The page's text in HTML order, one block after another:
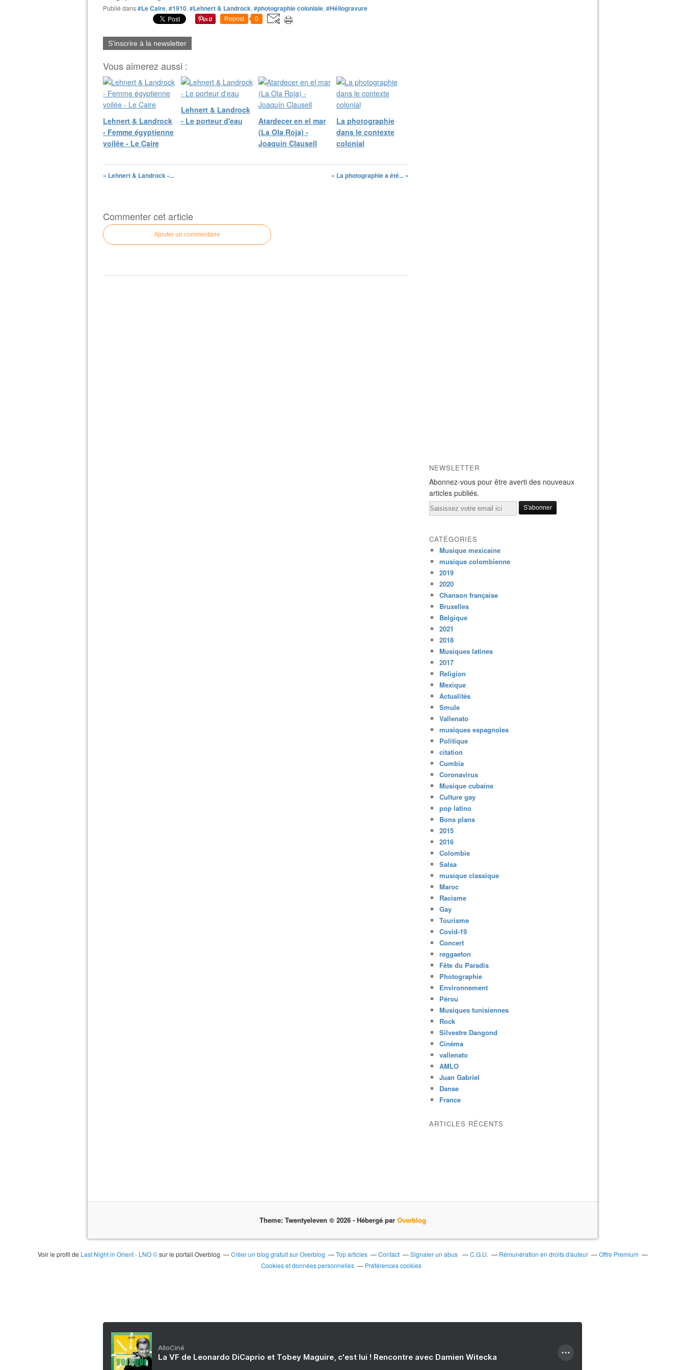
Publié dans#Le Caire, #1910, #Lehnert & Landrock, #photographie coloniale, #Héliogravure
Repost 0
S'inscrire à la newsletter
Vous aimerez aussi :
Lehnert & Landrock
- Femme égyptienne
voilée - Le Caire
Lehnert & Landrock
- Le porteur d'eau
Atardecer en el mar
(La Ola Roja) -
Joaquín Clausell
La photographie
dans le contexte
colonial
« Lehnert & Landrock -... « La photographie a été... »
Commenter cet article
Ajouter un commentaire
NEWSLETTER
Abonnez-vous pour être averti des nouveaux
articles publiés.
Email
CATÉGORIES
Musique mexicaine
musique colombienne
2019
2020
Chanson française
Bruxelles
Belgique
2021
2018
Musiques latines
2017
Religion
Mexique
Actualités
Smule
Vallenato
musiques espagnoles
Politique
citation
Cumbia
Coronavirus
Musique cubaine
Culture gay
pop latino
Bons plans
2015
2016
Colombie
Salsa
musique classique
Maroc
Racisme
Gay
Tourisme
Covid-19
Concert
reggaeton
Fête du Paradis
Photographie
Environnement
Pérou
Musiques tunisiennes
Rock
Silvestre Dangond
Cinéma
vallenato
AMLO
Juan Gabriel
Danse
France
ARTICLES RÉCENTS
Theme: Twentyeleven © 2026 - Hébergé par Overblog
Voir le profil de Last Night in Orient - LNO ©sur le portail Overblog Créer un blog gratuit sur Overblog Top articles Contact Signaler un abus C.G.U. Rémunération en droits d'auteur
Offre Premium
Cookies et données personnelles
Préférences cookies
AlloCiné
La VF de Leonardo DiCaprio et Tobey Maguire, c'est lui ! Rencontre avec Damien Witecka